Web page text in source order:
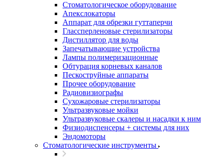
Стоматологическое оборудование
Апекслокаторы
Аппарат для обрезки гуттаперчи
Глассперленовые стерилизаторы
Дистиллятор для воды
Запечатывающие устройства
Лампы полимеризационные
Обтурация корневых каналов
Пескоструйные аппараты
Прочее оборудование
Радиовизиографы
Сухожаровые стерилизаторы
Ультразвуковые мойки
Ультразвуковые скалеры и насадки к ним
Физиодиспенсеры + системы для них
Эндомоторы
Стоматологические инструменты